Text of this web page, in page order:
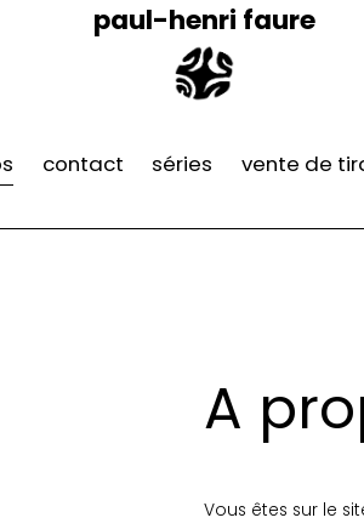
paul-henri faure
contact séries vente de
A
Vous êtes sur le